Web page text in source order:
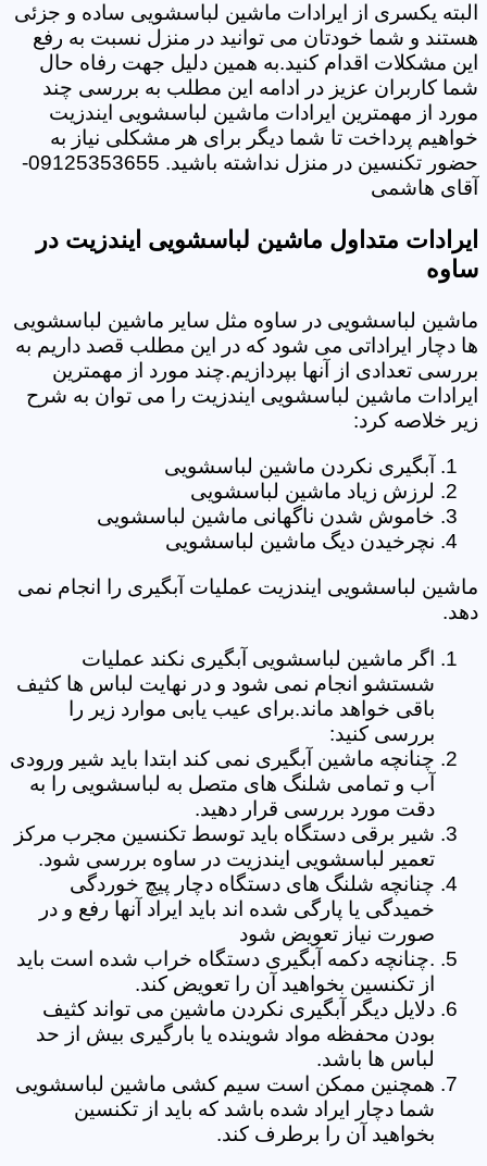
البته یکسری از ایرادات ماشین لباسشویی ساده و جزئی
هستند و شما خودتان می توانید در منزل نسبت به رفع
این مشکلات اقدام کنید.به همین دلیل جهت رفاه حال
شما کاربران عزیز در ادامه این مطلب به بررسی چند
مورد از مهمترین ایرادات ماشین لباسشویی ایندزیت
خواهیم پرداخت تا شما دیگر برای هر مشکلی نیاز به
حضور تکنسین در منزل نداشته باشید. 09125353655-
آقای هاشمی
ایرادات متداول ماشین لباسشویی ایندزیت در
ساوه
ماشین لباسشویی در ساوه مثل سایر ماشین لباسشویی
ها دچار ایراداتی می شود که در این مطلب قصد داریم به
بررسی تعدادی از آنها بپردازیم.چند مورد از مهمترین
ایرادات ماشین لباسشویی ایندزیت را می توان به شرح
زیر خلاصه کرد:
آبگیری نکردن ماشین لباسشویی
لرزش زیاد ماشین لباسشویی
خاموش شدن ناگهانی ماشین لباسشویی
نچرخیدن دیگ ماشین لباسشویی
ماشین لباسشویی ایندزیت عملیات آبگیری را انجام نمی
دهد.
اگر ماشین لباسشویی آبگیری نکند عملیات
شستشو انجام نمی شود و در نهایت لباس ها کثیف
باقی خواهد ماند.برای عیب یابی موارد زیر را
بررسی کنید:
چنانچه ماشین آبگیری نمی کند ابتدا باید شیر ورودی
آب و تمامی شلنگ های متصل به لباسشویی را به
دقت مورد بررسی قرار دهید.
شیر برقی دستگاه باید توسط تکنسین مجرب مرکز
تعمیر لباسشویی ایندزیت در ساوه بررسی شود.
چنانچه شلنگ های دستگاه دچار پیچ خوردگی
خمیدگی یا پارگی شده اند باید ایراد آنها رفع و در
صورت نیاز تعویض شود
.چنانچه دکمه آبگیری دستگاه خراب شده است باید
از تکنسین بخواهید آن را تعویض کند.
دلایل دیگر آبگیری نکردن ماشین می تواند کثیف
بودن محفظه مواد شوینده یا بارگیری بیش از حد
لباس ها باشد.
همچنین ممکن است سیم کشی ماشین لباسشویی
شما دچار ایراد شده باشد که باید از تکنسین
بخواهید آن را برطرف کند.